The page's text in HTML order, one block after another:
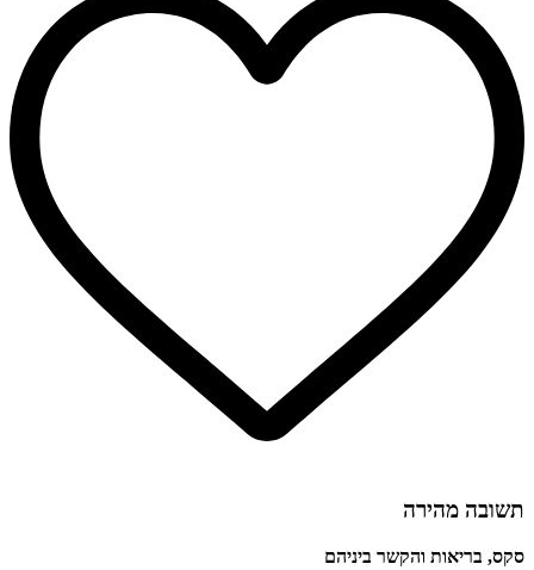
תשובה מהירה
סקס, בריאות והקשר ביניהם